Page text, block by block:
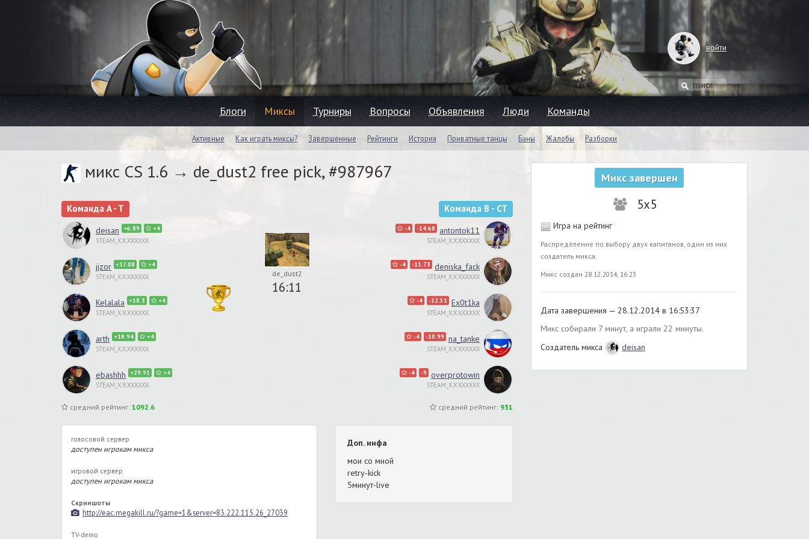
войти
Блоги Миксы Турниры Вопросы Объявления Люди Команды
Активные Как играть миксы? Завершенные Рейтинги История Приватные танцы Баны Жалобы Разборки
микс CS 1.6 → de_dust2 free pick, #987967
Команда A - T
deisan +6.89 +4
STEAM_X:X:XXXXXX
jjzor +17.08 +4
STEAM_X:X:XXXXXX
Kelalala +18.3 +4
STEAM_X:X:XXXXXX
arth +18.94 +4
STEAM_X:X:XXXXXX
ebashhh +29.91 +4
STEAM_X:X:XXXXXX
средний рейтинг: 1092.6
de_dust2
16:11
Команда B - CT
-4 -14.68 antontok11
STEAM_X:X:XXXXXX
-4 -11.73 deniska_fack
STEAM_X:X:XXXXXX
-4 -12.51 Ex0t1ka
STEAM_X:X:XXXXXX
-4 -10.99 na_tanke
STEAM_X:X:XXXXXX
-4 -9 overprotowin
STEAM_X:X:XXXXXX
средний рейтинг: 931
голосовой сервер
доступен игрокам микса
игровой сервер
доступен игрокам микса
Скриншоты
http://eac.megakill.ru/?game=1&server=83.222.115.26_27039
TV-demo
Доп. инфа
мои со мной
retry-kick
5минут-live
Микс завершен
5x5
Игра на рейтинг
Распределение по выбору двух капитанов, один из них
создатель микса.
Микс создан 28.12.2014, 16:23
Дата завершения — 28.12.2014 в 16:53:37
Микс собирали 7 минут, а играли 22 минуты.
Создатель микса
deisan